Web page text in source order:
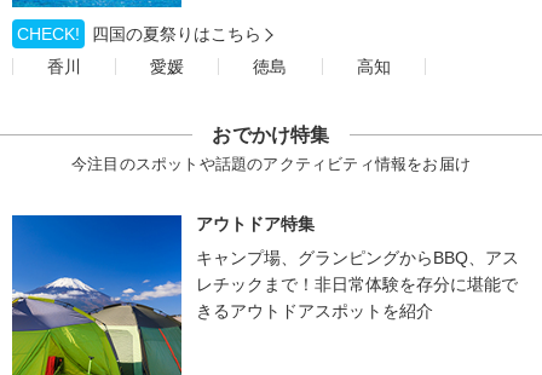
CHECK!
四国の夏祭りはこちら
香川
愛媛 徳島 高知
おでかけ特集
今注目のスポットや話題のアクティビティ情報をお届け
アウトドア特集
キャンプ場、グランピングからBBQ、アス
レチックまで！非日常体験を存分に堪能で
きるアウトドアスポットを紹介